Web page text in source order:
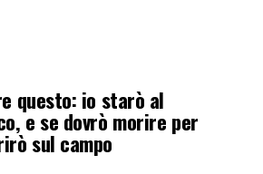
questo: io starò al
e se dovrò morire per
sul campo